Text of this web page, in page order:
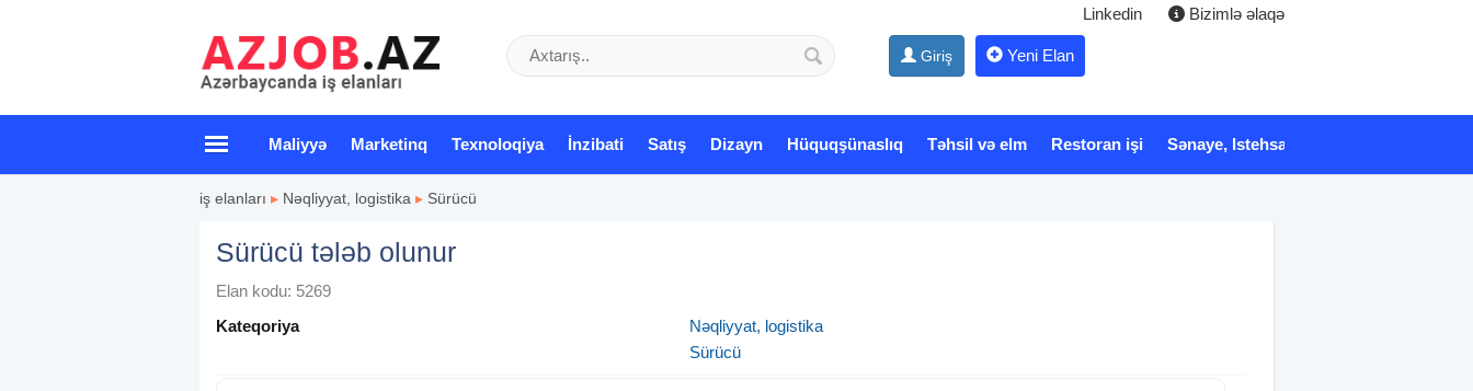
Linkedin Bizimlə əlaqə
Giriş Yeni Elan
Maliyyə Marketinq Texnoloqiya İnzibati Satış Dizayn Hüquqşünaslıq Təhsil və elm Restoran işi Sənaye, Istehsalat
iş elanları ▸ Nəqliyyat, logistika ▸ Sürücü
Sürücü tələb olunur
Elan kodu: 5269
Kateqoriya
Nəqliyyat, logistika
Sürücü